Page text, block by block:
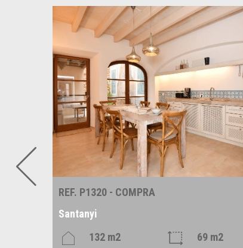
REF. P1320 - COMPRA
Santanyi
132 m2
69 m2